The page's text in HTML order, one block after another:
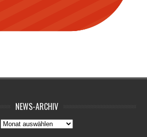
NEWS-ARCHIV
News-
Archiv